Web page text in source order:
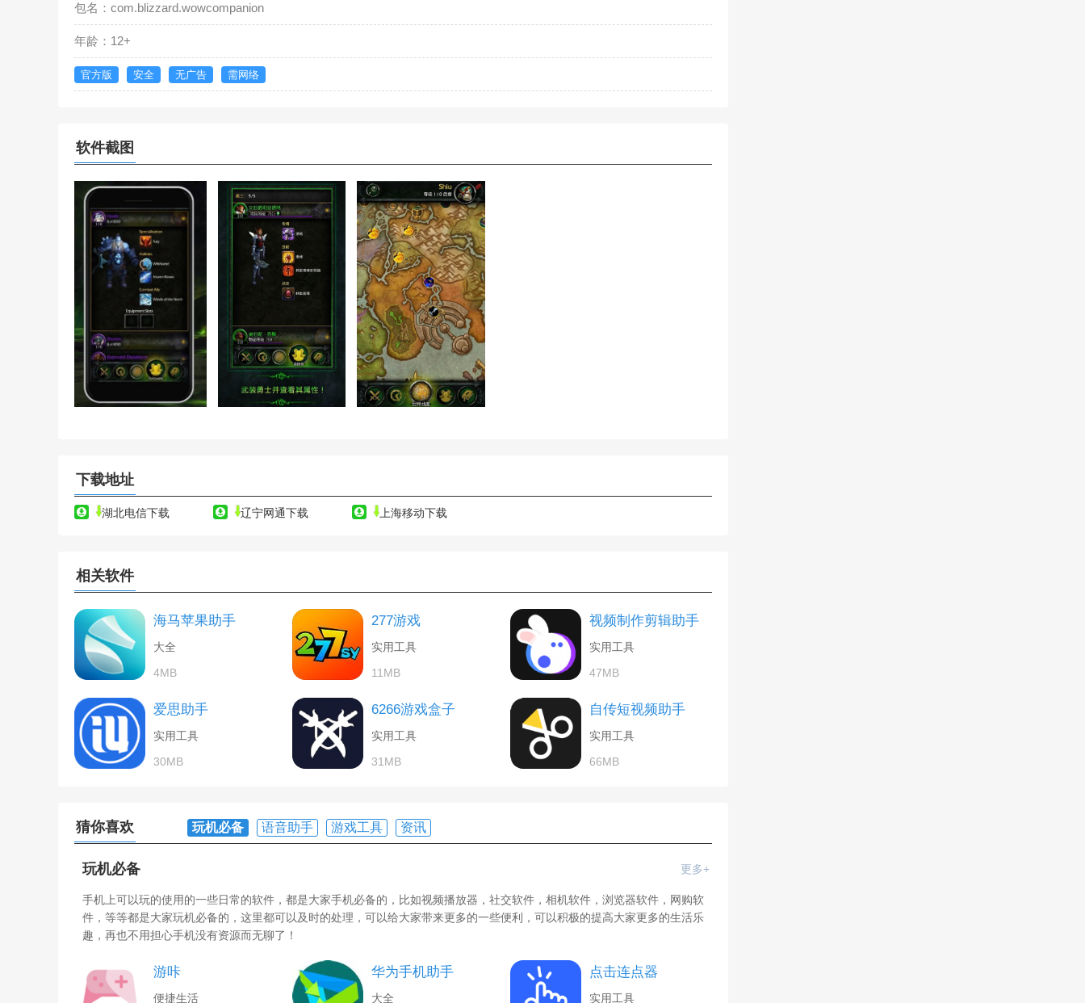
包名：com.blizzard.wowcompanion
年龄：12+
官方版 安全 无广告 需网络
软件截图
下载地址
湖北电信下载 辽宁网通下载 上海移动下载
相关软件
海马苹果助手
大全
4MB
277游戏
实用工具
11MB
视频制作剪辑助手
实用工具
47MB
爱思助手
实用工具
30MB
6266游戏盒子
实用工具
31MB
自传短视频助手
实用工具
66MB
猜你喜欢 玩机必备 语音助手 游戏工具 资讯
玩机必备 更多+
手机上可以玩的使用的一些日常的软件，都是大家手机必备的，比如视频播放器，社交软件，相机软件，浏览器软件，网购软
件，等等都是大家玩机必备的，这里都可以及时的处理，可以给大家带来更多的一些便利，可以积极的提高大家更多的生活乐
趣，再也不用担心手机没有资源而无聊了！
游咔
便捷生活
华为手机助手
大全
点击连点器
实用工具